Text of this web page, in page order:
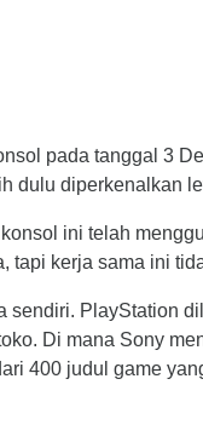
pada tanggal 3
dulu diperkenalkan
ini telah
tapi kerja sama ini
sendiri. PlayStation
Di mana Sony
400 judul game